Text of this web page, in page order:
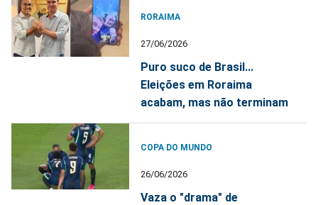
RORAIMA
27/06/2026
Puro suco de Brasil...
Eleições em Roraima
acabam, mas não terminam
COPA DO MUNDO
26/06/2026
Vaza o "drama" de